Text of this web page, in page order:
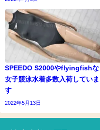
SPEEDO S2000やflyingfishな
女子競泳水着多数入荷していま
す
2022年5月13日